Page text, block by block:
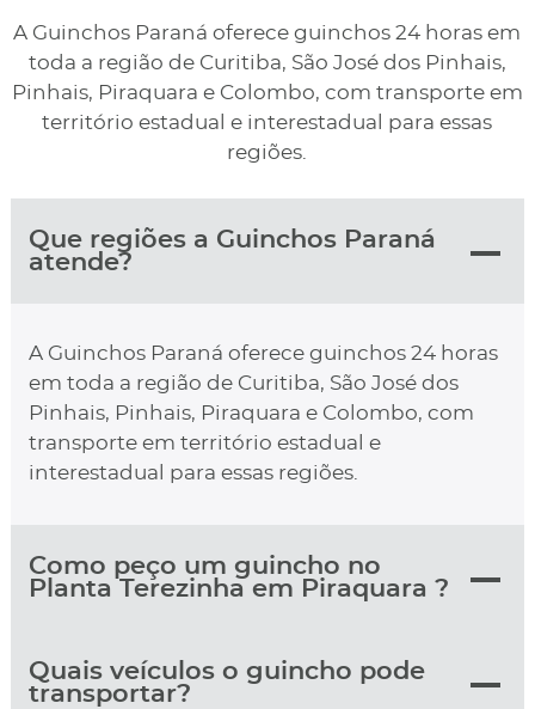
A Guinchos Paraná oferece guinchos 24 horas em
toda a região de Curitiba, São José dos Pinhais,
Pinhais, Piraquara e Colombo, com transporte em
território estadual e interestadual para essas
regiões.
Que regiões a Guinchos Paraná
atende?
A Guinchos Paraná oferece guinchos 24 horas
em toda a região de Curitiba, São José dos
Pinhais, Pinhais, Piraquara e Colombo, com
transporte em território estadual e
interestadual para essas regiões.
Como peço um guincho no
Planta Terezinha em Piraquara ?
Quais veículos o guincho pode
transportar?